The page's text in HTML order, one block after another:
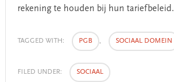
rekening te houden bij hun tariefbeleid.
TAGGED WITH: PGB , SOCIAAL DOMEIN
FILED UNDER: SOCIAAL